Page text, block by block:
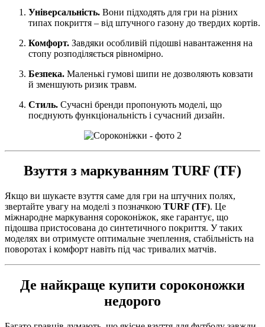
Універсальність. Вони підходять для гри на різних
типах покриття – від штучного газону до твердих кортів.
Комфорт. Завдяки особливій підошві навантаження на
стопу розподіляється рівномірно.
Безпека. Маленькі гумові шипи не дозволяють ковзати
й зменшують ризик травм.
Стиль. Сучасні бренди пропонують моделі, що
поєднують функціональність і сучасний дизайн.
Взуття з маркуванням TURF (TF)
Якщо ви шукаєте взуття саме для гри на штучних полях,
звертайте увагу на моделі з позначкою TURF (TF). Це
міжнародне маркування сороконіжок, яке гарантує, що
підошва пристосована до синтетичного покриття. У таких
моделях ви отримуєте оптимальне зчеплення, стабільність на
поворотах і комфорт навіть під час тривалих матчів.
Де найкраще купити сороконожки
недорого